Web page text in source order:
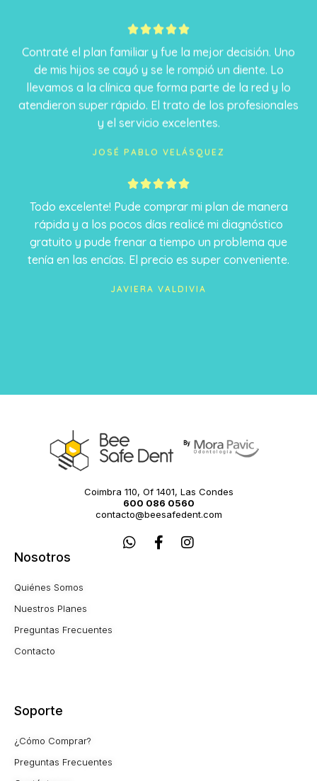
5
/
5
Contraté el plan familiar y fue la mejor decisión. Uno
de mis hijos se cayó y se le rompió un diente. Lo
llevamos a la clínica que forma parte de la red y lo
atendieron super rápido. El trato de los profesionales
y el servicio excelentes.
JOSÉ PABLO VELÁSQUEZ
/
5
Todo excelente! Pude comprar mi plan de manera
rápida y a los pocos días realicé mi diagnóstico
gratuito y pude frenar a tiempo un problema que
Coimbra 110, Of 1401, Las Condes
600 086 0560
contacto@beesafedent.com
W
h
F
a
I
n
Nosotros
Quiénes Somos
Nuestros Planes
Preguntas Frecuentes
Contacto
Soporte
¿Cómo Comprar?
Preguntas Frecuentes